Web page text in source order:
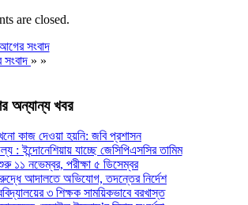
are closed.
সংবাদ
সংবাদ » »
অন্যান্য খবর
কাজ দেওয়া হয়নি: জবি প্রশাসন
: ইন্দোনেশিয়ায় যাচ্ছে জেসিপিএসসির তামিম
১১ নভেম্বর, পরীক্ষা ৫ ডিসেম্বর
আদালতে অভিযোগ, তদন্তের নির্দেশ
৩ শিক্ষক সাময়িকভাবে বরখাস্ত